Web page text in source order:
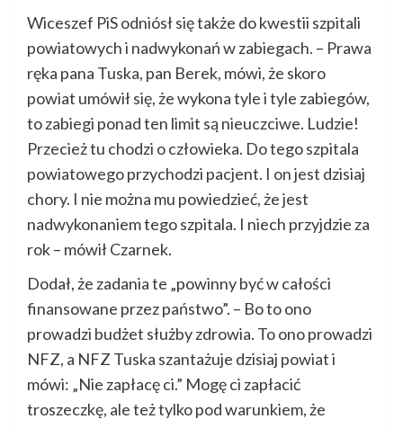
Wiceszef PiS odniósł się także do kwestii szpitali
powiatowych i nadwykonań w zabiegach. – Prawa
ręka pana Tuska, pan Berek, mówi, że skoro
powiat umówił się, że wykona tyle i tyle zabiegów,
to zabiegi ponad ten limit są nieuczciwe. Ludzie!
Przecież tu chodzi o człowieka. Do tego szpitala
powiatowego przychodzi pacjent. I on jest dzisiaj
chory. I nie można mu powiedzieć, że jest
nadwykonaniem tego szpitala. I niech przyjdzie za
rok – mówił Czarnek.
Dodał, że zadania te „powinny być w całości
finansowane przez państwo”. – Bo to ono
prowadzi budżet służby zdrowia. To ono prowadzi
NFZ, a NFZ Tuska szantażuje dzisiaj powiat i
mówi: „Nie zapłacę ci.” Mogę ci zapłacić
troszeczkę, ale też tylko pod warunkiem, że